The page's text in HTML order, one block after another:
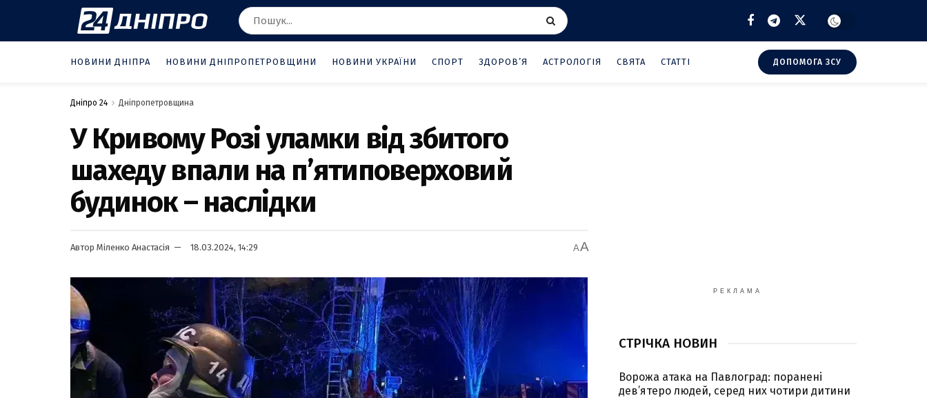
НОВИНИ ДНІПРА НОВИНИ ДНІПРОПЕТРОВЩИНИ НОВИНИ УКРАЇНИ СПОРТ ЗДОРОВ’Я АСТРОЛОГІЯ СВЯТА СТАТТІ ДОПОМОГА ЗСУ
Дніпро 24 Дніпропетровщина
У Кривому Розі уламки від збитого
шахеду впали на п’ятиповерховий
будинок – наслідки
Автор Міленко Анастасія 18.03.2024, 14:29 AA
РЕКЛАМА
СТРІЧКА НОВИН
Ворожа атака на Павлоград: поранені
дев’ятеро людей, серед них чотири дитини